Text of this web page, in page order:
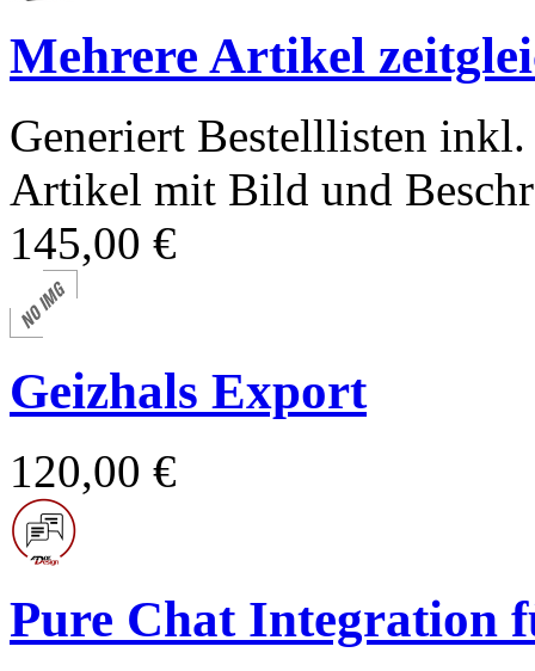
Mehrere Artikel
Generiert Bestelllisten inkl.
Artikel mit Bild und
145,00 €
Geizhals Export
120,00 €
Pure Chat Integration